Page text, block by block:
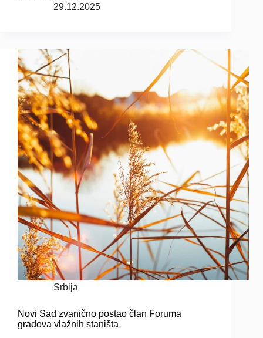
29.12.2025
Srbija
Novi Sad zvanično postao član Foruma
gradova vlažnih staništa